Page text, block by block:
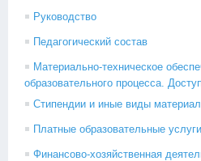
Руководство
Педагогический состав
Материально-техническое
образовательного процесса.
Стипендии и иные виды
Платные образовательные услуги
Финансово-хозяйственная